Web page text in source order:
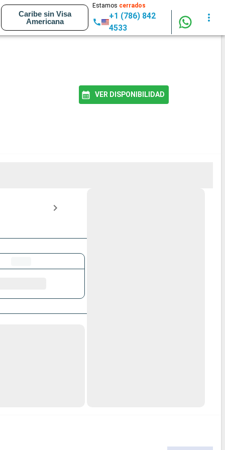
Caribe sin Visa
Americana
Estamos cerrados
+1 (786) 842
4533
VER DISPONIBILIDAD